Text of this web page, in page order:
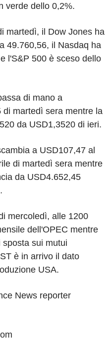
verde dello 0,2%.
martedì, il Dow Jones ha
49.760,56, il Nasdaq ha
l'S&P 500 è sceso dello
di mano a
martedì sera mentre la
da USD1,3520 di ieri.
a USD107,47 al
di martedì sera mentre
da USD4.652,45
mercoledì, alle 1200
dell'OPEC mentre
sui mutui
è in arrivo il dato
USA.
News reporter